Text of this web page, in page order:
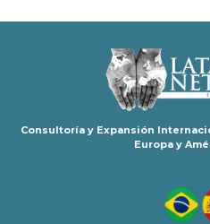
Consultoría y Expansión
Europa y